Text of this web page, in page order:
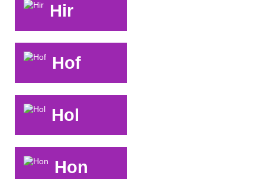
Hir
Hof
Hol
Hon